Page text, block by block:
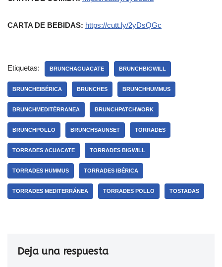
CARTA DE BEBIDAS: https://cutt.ly/2yDsQGc
Etiquetas: BRUNCHAGUACATE BRUNCHBIGWILL
BRUNCHEIBÉRICA BRUNCHES BRUNCHHUMMUS
BRUNCHMEDITÉRRANEA BRUNCHPATCHWORK
BRUNCHPOLLO BRUNCHSAUNSET TORRADES
TORRADES ACUACATE TORRADES BIGWILL
TORRADES HUMMUS TORRADES IBÉRICA
TORRADES MEDITERRÁNEA TORRADES POLLO TOSTADAS
Deja una respuesta